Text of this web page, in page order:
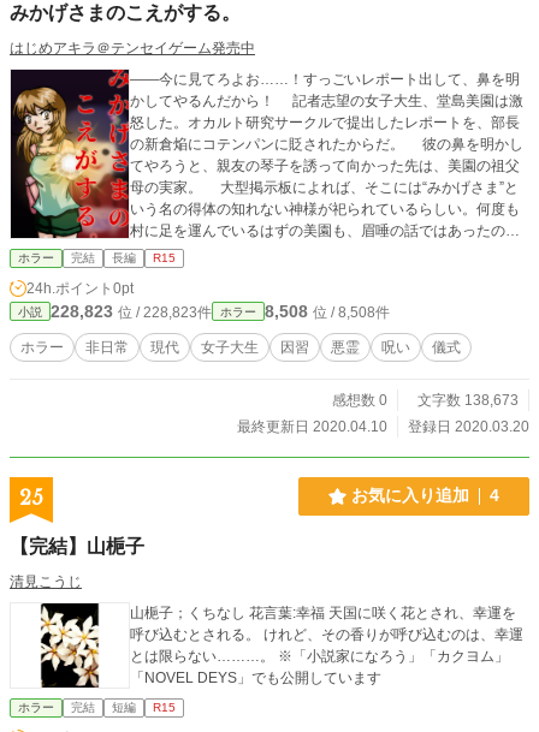
みかげさまのこえがする。
はじめアキラ＠テンセイゲーム発売中
――今に見てろよお……！すっごいレポート出して、鼻を明
かしてやるんだから！ 記者志望の女子大生、堂島美園は激
怒した。オカルト研究サークルで提出したレポートを、部長
の新倉焔にコテンパンに貶されたからだ。 彼の鼻を明かし
てやろうと、親友の琴子を誘って向かった先は、美園の祖父
母の実家。 大型掲示板によれば、そこには“みかげさま”と
いう名の得体の知れない神様が祀られているらしい。何度も
村に足を運んでいるはずの美園も、眉唾の話ではあったのだ
が……。
ホラー 完結 長編 R15
24h.ポイント 0pt
小説 228,823 位 / 228,823件 ホラー 8,508 位 / 8,508件
ホラー 非日常 現代 女子大生 因習 悪霊 呪い 儀式
感想数 0
文字数 138,673
最終更新日 2020.04.10
登録日 2020.03.20
25 お気に入り追加 4
【完結】山梔子
清見こうじ
山梔子；くちなし 花言葉:幸福 天国に咲く花とされ、幸運を
呼び込むとされる。 けれど、その香りが呼び込むのは、幸運
とは限らない………。 ※「小説家になろう」「カクヨム」
「NOVEL DEYS」でも公開しています
ホラー 完結 短編 R15